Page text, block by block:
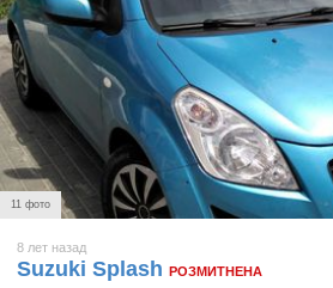
11 фото
8 лет назад
Suzuki Splash РОЗМИТНЕНА